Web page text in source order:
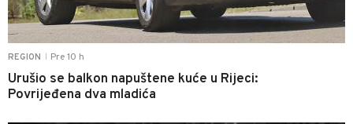
REGION Pre 10 h
Urušio se balkon napuštene kuće u Rijeci:
Povrijeđena dva mladića